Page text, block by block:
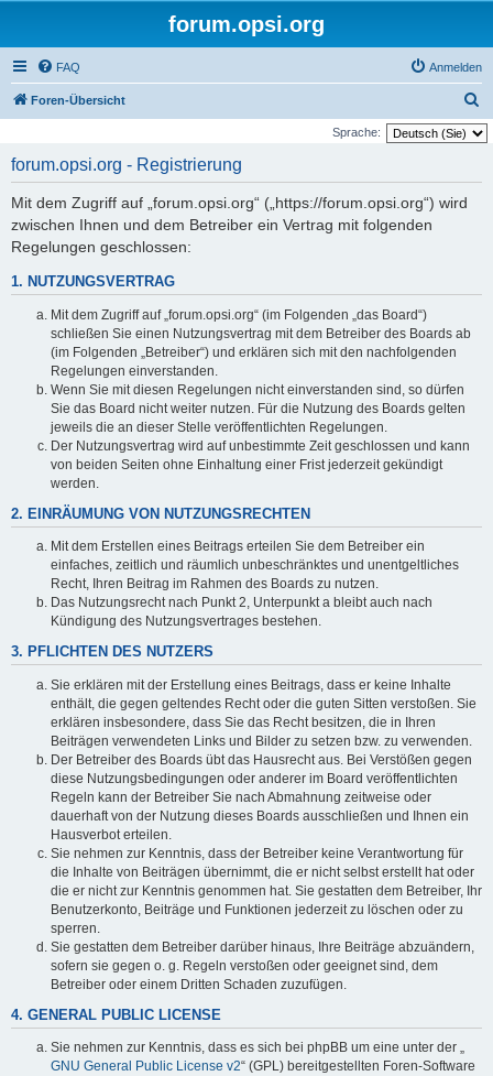
forum.opsi.org
FAQ Anmelden
Foren-Übersicht
u
Sprache:
forum.opsi.org - Registrierung
Mit dem Zugriff auf „forum.opsi.org“ („https://forum.opsi.org“) wird
zwischen Ihnen und dem Betreiber ein Vertrag mit folgenden
Regelungen geschlossen:
1. NUTZUNGSVERTRAG
Mit dem Zugriff auf „forum.opsi.org“ (im Folgenden „das Board“)
schließen Sie einen Nutzungsvertrag mit dem Betreiber des Boards ab
(im Folgenden „Betreiber“) und erklären sich mit den nachfolgenden
Regelungen einverstanden.
Wenn Sie mit diesen Regelungen nicht einverstanden sind, so dürfen
Sie das Board nicht weiter nutzen. Für die Nutzung des Boards gelten
jeweils die an dieser Stelle veröffentlichten Regelungen.
Der Nutzungsvertrag wird auf unbestimmte Zeit geschlossen und kann
von beiden Seiten ohne Einhaltung einer Frist jederzeit gekündigt
werden.
2. EINRÄUMUNG VON NUTZUNGSRECHTEN
Mit dem Erstellen eines Beitrags erteilen Sie dem Betreiber ein
einfaches, zeitlich und räumlich unbeschränktes und unentgeltliches
Recht, Ihren Beitrag im Rahmen des Boards zu nutzen.
Das Nutzungsrecht nach Punkt 2, Unterpunkt a bleibt auch nach
Kündigung des Nutzungsvertrages bestehen.
3. PFLICHTEN DES NUTZERS
Sie erklären mit der Erstellung eines Beitrags, dass er keine Inhalte
enthält, die gegen geltendes Recht oder die guten Sitten verstoßen. Sie
erklären insbesondere, dass Sie das Recht besitzen, die in Ihren
Beiträgen verwendeten Links und Bilder zu setzen bzw. zu verwenden.
Der Betreiber des Boards übt das Hausrecht aus. Bei Verstößen gegen
diese Nutzungsbedingungen oder anderer im Board veröffentlichten
Regeln kann der Betreiber Sie nach Abmahnung zeitweise oder
dauerhaft von der Nutzung dieses Boards ausschließen und Ihnen ein
Hausverbot erteilen.
Sie nehmen zur Kenntnis, dass der Betreiber keine Verantwortung für
die Inhalte von Beiträgen übernimmt, die er nicht selbst erstellt hat oder
die er nicht zur Kenntnis genommen hat. Sie gestatten dem Betreiber, Ihr
Benutzerkonto, Beiträge und Funktionen jederzeit zu löschen oder zu
sperren.
Sie gestatten dem Betreiber darüber hinaus, Ihre Beiträge abzuändern,
sofern sie gegen o. g. Regeln verstoßen oder geeignet sind, dem
Betreiber oder einem Dritten Schaden zuzufügen.
4. GENERAL PUBLIC LICENSE
Sie nehmen zur Kenntnis, dass es sich bei phpBB um eine unter der „
GNU General Public License v2“ (GPL) bereitgestellten Foren-Software